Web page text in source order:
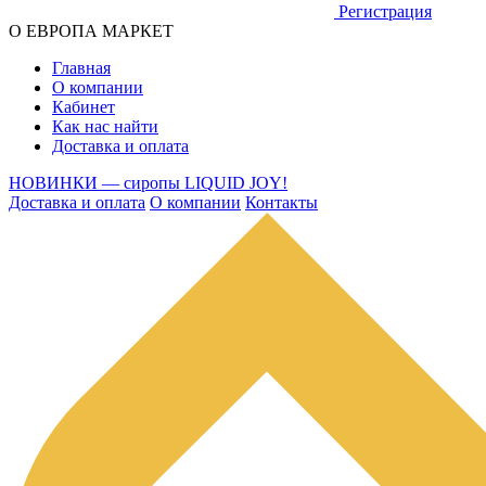
Регистрация
О ЕВРОПА МАРКЕТ
Главная
О компании
Кабинет
Как нас найти
Доставка и оплата
НОВИНКИ — сиропы LIQUID JOY!
Доставка и оплата О компании Контакты